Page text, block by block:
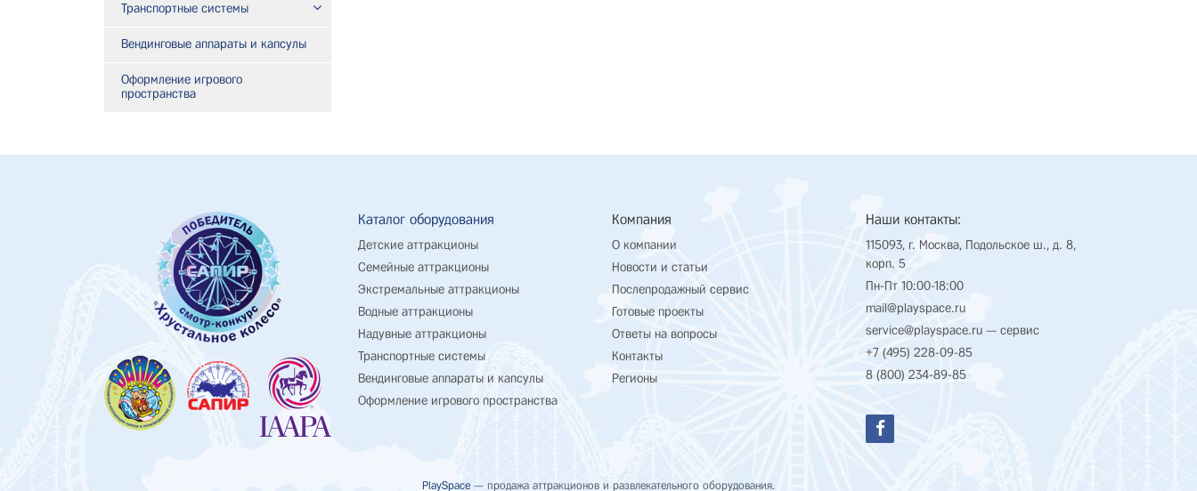
Транспортные системы
Вендинговые аппараты и капсулы
Оформление игрового
пространства
Каталог оборудования
Детские аттракционы
Семейные аттракционы
Экстремальные аттракционы
Водные аттракционы
Надувные аттракционы
Транспортные системы
Вендинговые аппараты и капсулы
Оформление игрового пространства
Компания
О компании
Новости и статьи
Послепродажный сервис
Готовые проекты
Ответы на вопросы
Контакты
Регионы
Наши контакты:
115093, г. Москва, Подольское ш., д. 8,
корп. 5
Пн-Пт 10:00-18:00
mail@playspace.ru
service@playspace.ru — сервис
+7 (495) 228-09-85
8 (800) 234-89-85
PlaySpace — продажа аттракционов и развлекательного оборудования.